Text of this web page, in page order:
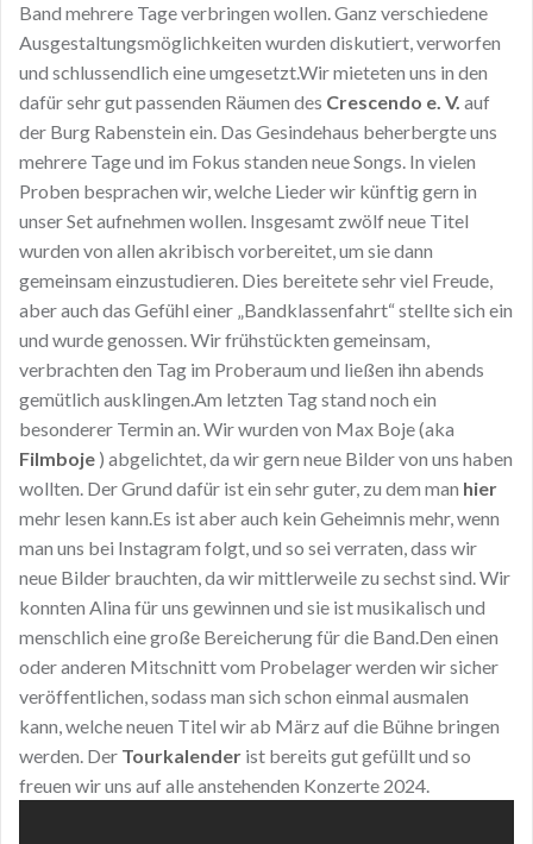
Band mehrere Tage verbringen wollen. Ganz verschiedene
Ausgestaltungsmöglichkeiten wurden diskutiert, verworfen
und schlussendlich eine umgesetzt.Wir mieteten uns in den
dafür sehr gut passenden Räumen des Crescendo e. V. auf
der Burg Rabenstein ein. Das Gesindehaus beherbergte uns
mehrere Tage und im Fokus standen neue Songs. In vielen
Proben besprachen wir, welche Lieder wir künftig gern in
unser Set aufnehmen wollen. Insgesamt zwölf neue Titel
wurden von allen akribisch vorbereitet, um sie dann
gemeinsam einzustudieren. Dies bereitete sehr viel Freude,
aber auch das Gefühl einer „Bandklassenfahrt“ stellte sich ein
und wurde genossen. Wir frühstückten gemeinsam,
verbrachten den Tag im Proberaum und ließen ihn abends
gemütlich ausklingen.Am letzten Tag stand noch ein
besonderer Termin an. Wir wurden von Max Boje (aka
Filmboje ) abgelichtet, da wir gern neue Bilder von uns haben
wollten. Der Grund dafür ist ein sehr guter, zu dem man hier
mehr lesen kann.Es ist aber auch kein Geheimnis mehr, wenn
man uns bei Instagram folgt, und so sei verraten, dass wir
neue Bilder brauchten, da wir mittlerweile zu sechst sind. Wir
konnten Alina für uns gewinnen und sie ist musikalisch und
menschlich eine große Bereicherung für die Band.Den einen
oder anderen Mitschnitt vom Probelager werden wir sicher
veröffentlichen, sodass man sich schon einmal ausmalen
kann, welche neuen Titel wir ab März auf die Bühne bringen
werden. Der Tourkalender ist bereits gut gefüllt und so
freuen wir uns auf alle anstehenden Konzerte 2024.